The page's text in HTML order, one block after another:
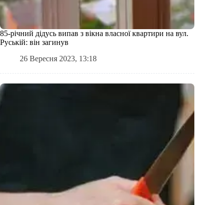
85-річний дідусь випав з вікна власної квартири на вул.
Руській: він загинув
26 Вересня 2023, 13:18